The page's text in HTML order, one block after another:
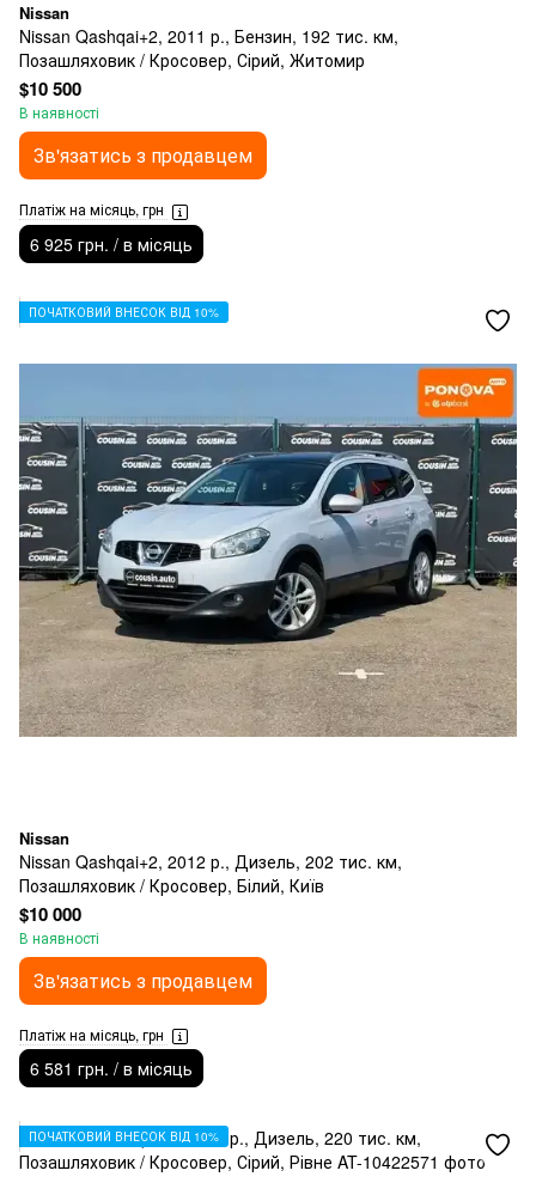
Nissan
Nissan Qashqai+2, 2011 р., Бензин, 192 тис. км,
Позашляховик / Кросовер, Сірий, Житомир
$10 500
В наявності
Зв'язатись з продавцем
Платіж на місяць, грн
6 925 грн. / в місяць
ПОЧАТКОВИЙ ВНЕСОК ВІД 10%
Nissan
Nissan Qashqai+2, 2012 р., Дизель, 202 тис. км,
Позашляховик / Кросовер, Білий, Київ
$10 000
В наявності
Зв'язатись з продавцем
Платіж на місяць, грн
6 581 грн. / в місяць
ПОЧАТКОВИЙ ВНЕСОК ВІД 10%